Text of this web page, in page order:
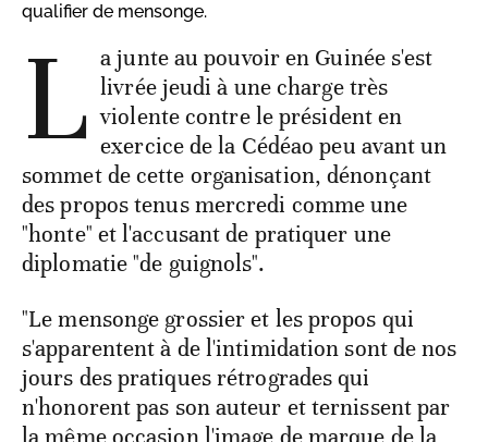
qualifier de mensonge.
L a junte au pouvoir en Guinée s'est
livrée jeudi à une charge très
violente contre le président en
exercice de la Cédéao peu avant un
sommet de cette organisation, dénonçant
des propos tenus mercredi comme une
"honte" et l'accusant de pratiquer une
diplomatie "de guignols".
"Le mensonge grossier et les propos qui
s'apparentent à de l'intimidation sont de nos
jours des pratiques rétrogrades qui
n'honorent pas son auteur et ternissent par